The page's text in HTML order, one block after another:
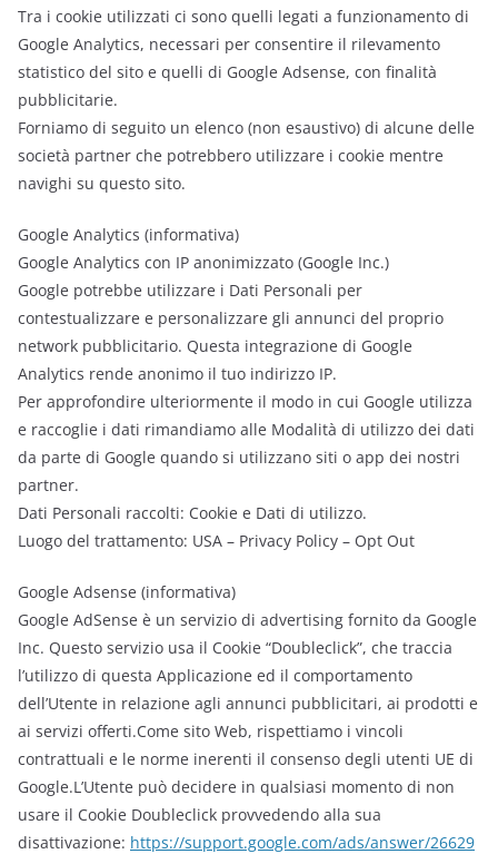
Tra i cookie utilizzati ci sono quelli legati a funzionamento di
Google Analytics, necessari per consentire il rilevamento
statistico del sito e quelli di Google Adsense, con finalità
pubblicitarie.
Forniamo di seguito un elenco (non esaustivo) di alcune delle
società partner che potrebbero utilizzare i cookie mentre
navighi su questo sito.
Google Analytics (informativa)
Google Analytics con IP anonimizzato (Google Inc.)
Google potrebbe utilizzare i Dati Personali per
contestualizzare e personalizzare gli annunci del proprio
network pubblicitario. Questa integrazione di Google
Analytics rende anonimo il tuo indirizzo IP.
Per approfondire ulteriormente il modo in cui Google utilizza
e raccoglie i dati rimandiamo alle Modalità di utilizzo dei dati
da parte di Google quando si utilizzano siti o app dei nostri
partner.
Dati Personali raccolti: Cookie e Dati di utilizzo.
Luogo del trattamento: USA – Privacy Policy – Opt Out
Google Adsense (informativa)
Google AdSense è un servizio di advertising fornito da Google
Inc. Questo servizio usa il Cookie “Doubleclick”, che traccia
l’utilizzo di questa Applicazione ed il comportamento
dell’Utente in relazione agli annunci pubblicitari, ai prodotti e
ai servizi offerti.Come sito Web, rispettiamo i vincoli
contrattuali e le norme inerenti il consenso degli utenti UE di
Google.L’Utente può decidere in qualsiasi momento di non
usare il Cookie Doubleclick provvedendo alla sua
disattivazione: https://support.google.com/ads/answer/26629